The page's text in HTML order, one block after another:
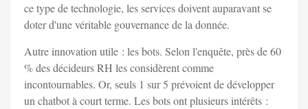
ce type de technologie, les services doivent auparavant se
doter d'une véritable gouvernance de la donnée.
Autre innovation utile : les bots. Selon l'enquête, près de 60
% des décideurs RH les considèrent comme
incontournables. Or, seuls 1 sur 5 prévoient de développer
un chatbot à court terme. Les bots ont plusieurs intérêts :